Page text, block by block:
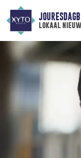
lokaal